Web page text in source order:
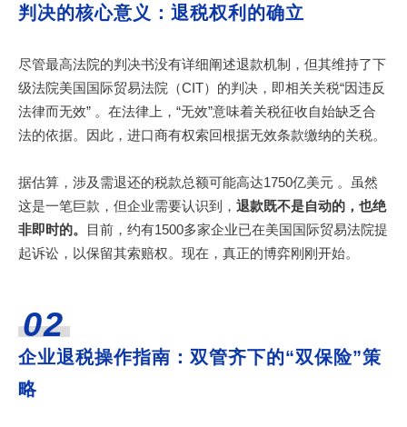
判决的核心意义：退税权利的确立
尽管最高法院的判决书没有详细阐述退款机制，但其维持了下
级法院美国国际贸易法院（CIT）的判决，即相关关税“因违反
法律而无效” 。在法律上，“无效”意味着关税征收自始缺乏合
法的依据。因此，进口商有权索回根据无效条款缴纳的关税。
据估算，涉及需退还的税款总额可能高达1750亿美元 。虽然
这是一笔巨款，但企业需要认识到， 退款既不是自动的，也绝
非即时的。
目前，约有1500多家企业已在美国国际贸易法院提
起诉讼，以保留其索赔权。现在，真正的博弈刚刚开始。
02
企业退税操作指南：双管齐下的“双保险”策
略